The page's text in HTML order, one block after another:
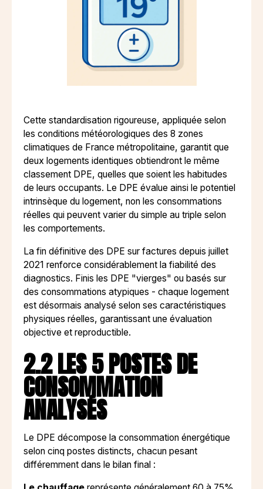
Cette standardisation rigoureuse, appliquée selon
les conditions météorologiques des 8 zones
climatiques de France métropolitaine, garantit que
deux logements identiques obtiendront le même
classement DPE, quelles que soient les habitudes
de leurs occupants. Le DPE évalue ainsi le potentiel
intrinsèque du logement, non les consommations
réelles qui peuvent varier du simple au triple selon
les comportements.
La fin définitive des DPE sur factures depuis juillet
2021 renforce considérablement la fiabilité des
diagnostics. Finis les DPE "vierges" ou basés sur
des consommations atypiques - chaque logement
est désormais analysé selon ses caractéristiques
physiques réelles, garantissant une évaluation
objective et reproductible.
2.2 LES 5 POSTES DE
CONSOMMATION
ANALYSÉS
Le DPE décompose la consommation énergétique
selon cinq postes distincts, chacun pesant
différemment dans le bilan final :